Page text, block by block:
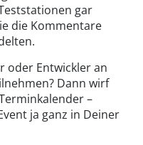
gar
die Kommentare
oder Entwickler an
Dann wirf
–
ja ganz in Deiner